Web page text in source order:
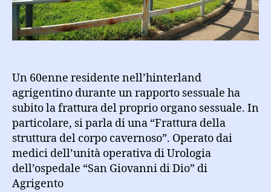
operato
d’urgenza
Un 60enne residente nell’hinterland
agrigentino durante un rapporto sessuale ha
subito la frattura del proprio organo sessuale. In
particolare, si parla di una “Frattura della
struttura del corpo cavernoso”. Operato dai
medici dell’unità operativa di Urologia
dell’ospedale “San Giovanni di Dio” di
Agrigento